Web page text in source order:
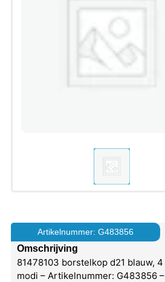
Artikelnummer: G483856
Omschrijving
81478103 borstelkop d21 blauw, 4
modi – Artikelnummer: G483856 –